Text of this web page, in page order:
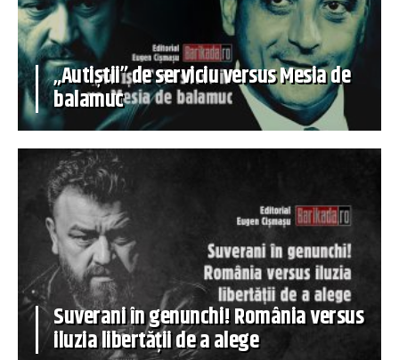
„Autiștii” de serviciu versus Mesia de
balamuc
Suverani în genunchi! România versus
iluzia libertății de a alege